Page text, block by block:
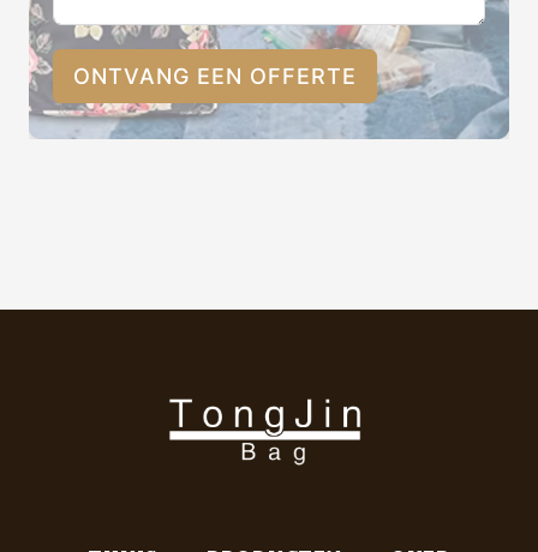
ONTVANG EEN OFFERTE